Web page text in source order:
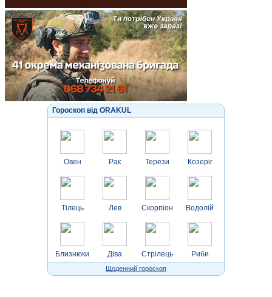
Гороскоп від ORAKUL
Овен
Тілець
Близнюки
Рак
Лев
Діва
Терези
Скорпіон
Стрілець
Козеріг
Водолій
Риби
Щоденний гороскоп